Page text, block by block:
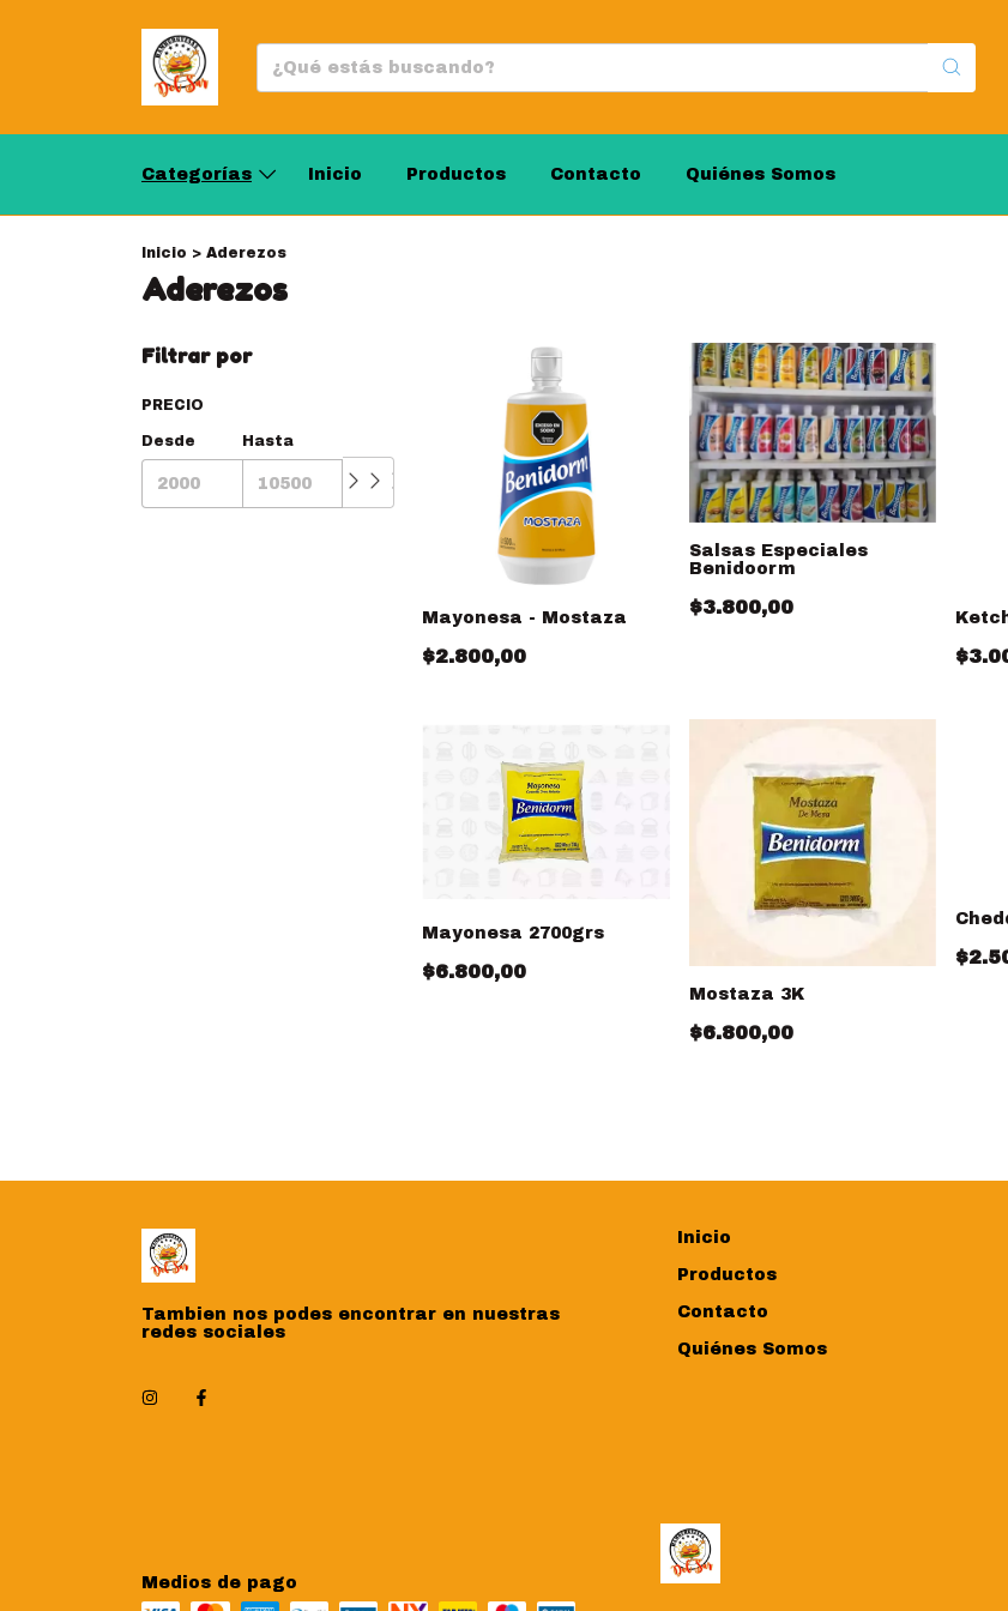
Categorías Inicio Productos Contacto Quiénes Somos
Inicio > Aderezos
Aderezos
Filtrar por
PRECIO
Desde Hasta
Mayonesa - Mostaza
$2.800,00
Salsas Especiales
Benidoorm
$3.800,00
Mayonesa 2700grs
$6.800,00
Mostaza 3K
$6.800,00
Tambien nos podes encontrar en nuestras
redes sociales
Inicio
Productos
Contacto
Quiénes Somos
Medios de pago